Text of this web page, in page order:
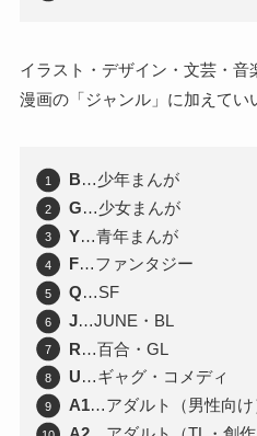
イラスト・デザイン・文芸・音
漫画の「ジャンル」に加えてい
B…少年まんが
G…少女まんが
Y…青年まんが
F…ファンタジー
Q…SF
J…JUNE・BL
R…百合・GL
U…ギャグ・コメディ
A1…アダルト（男性向け